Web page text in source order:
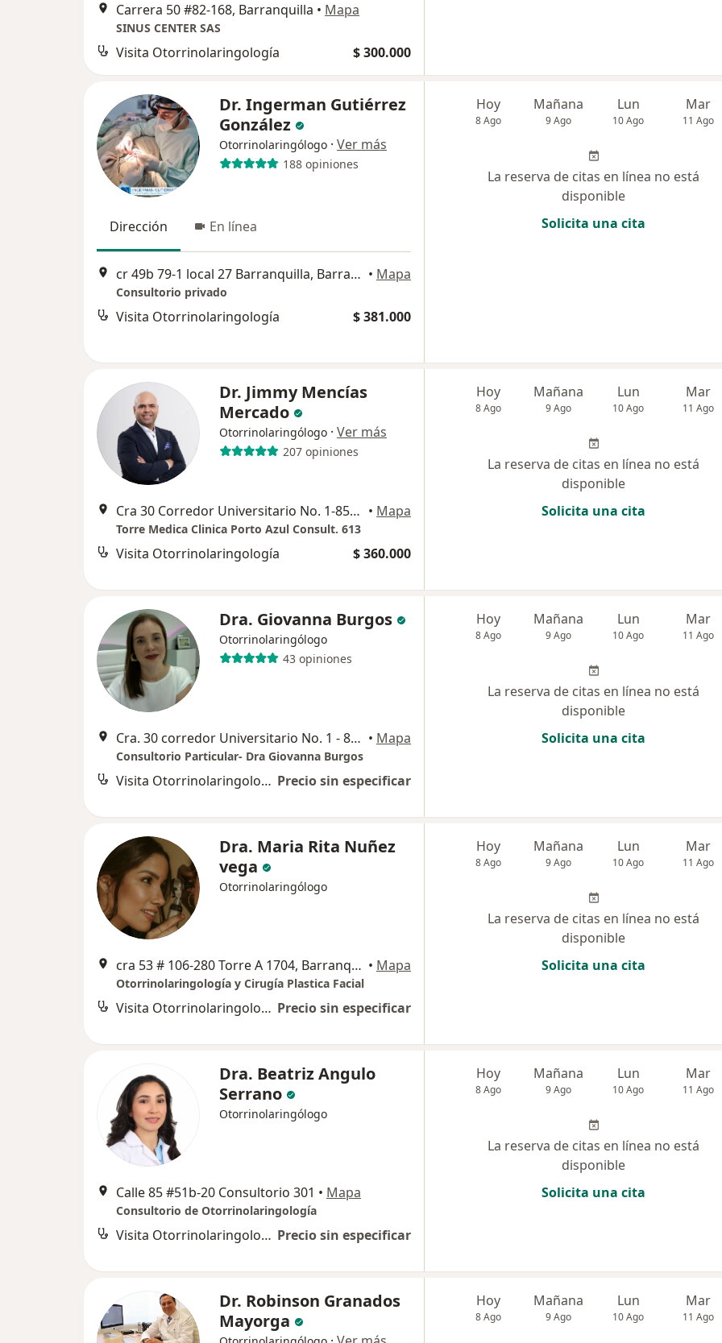
Carrera 50 #82-168, Barranquilla • Mapa
SINUS CENTER SAS
Visita Otorrinolaringología $ 300.000
Dr. Ingerman Gutiérrez
González
Otorrinolaringólogo · Ver más
188 opiniones
Dirección En línea
cr 49b 79-1 local 27 Barranquilla, Barranquilla • Mapa
Consultorio privado
Visita Otorrinolaringología $ 381.000
Hoy
8 Ago
Mañana
9 Ago
Lun
10 Ago
Mar
11 Ago
La reserva de citas en línea no está
disponible
Solicita una cita
Dr. Jimmy Mencías
Mercado
Otorrinolaringólogo · Ver más
207 opiniones
Cra 30 Corredor Universitario No. 1-850, Barranquilla • Mapa
Torre Medica Clinica Porto Azul Consult. 613
Visita Otorrinolaringología $ 360.000
Hoy
8 Ago
Mañana
9 Ago
Lun
10 Ago
Mar
11 Ago
La reserva de citas en línea no está
disponible
Solicita una cita
Dra. Giovanna Burgos
Otorrinolaringólogo
43 opiniones
Cra. 30 corredor Universitario No. 1 - 850, Barranquilla • Mapa
Consultorio Particular- Dra Giovanna Burgos
Visita Otorrinolaringología Precio sin especificar
Hoy
8 Ago
Mañana
9 Ago
Lun
10 Ago
Mar
11 Ago
La reserva de citas en línea no está
disponible
Solicita una cita
Dra. Maria Rita Nuñez
vega
Otorrinolaringólogo
cra 53 # 106-280 Torre A 1704, Barranquilla • Mapa
Otorrinolaringología y Cirugía Plastica Facial
Visita Otorrinolaringología Precio sin especificar
Hoy
8 Ago
Mañana
9 Ago
Lun
10 Ago
Mar
11 Ago
La reserva de citas en línea no está
disponible
Solicita una cita
Dra. Beatriz Angulo
Serrano
Otorrinolaringólogo
Calle 85 #51b-20 Consultorio 301 • Mapa
Consultorio de Otorrinolaringología
Visita Otorrinolaringología Precio sin especificar
Hoy
8 Ago
Mañana
9 Ago
Lun
10 Ago
Mar
11 Ago
La reserva de citas en línea no está
disponible
Solicita una cita
Dr. Robinson Granados
Mayorga
Hoy
8 Ago
Mañana
9 Ago
Lun
10 Ago
Mar
11 Ago